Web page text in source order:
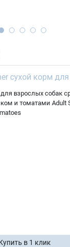
взрослых собак
и томатами Adult
в 1 клик